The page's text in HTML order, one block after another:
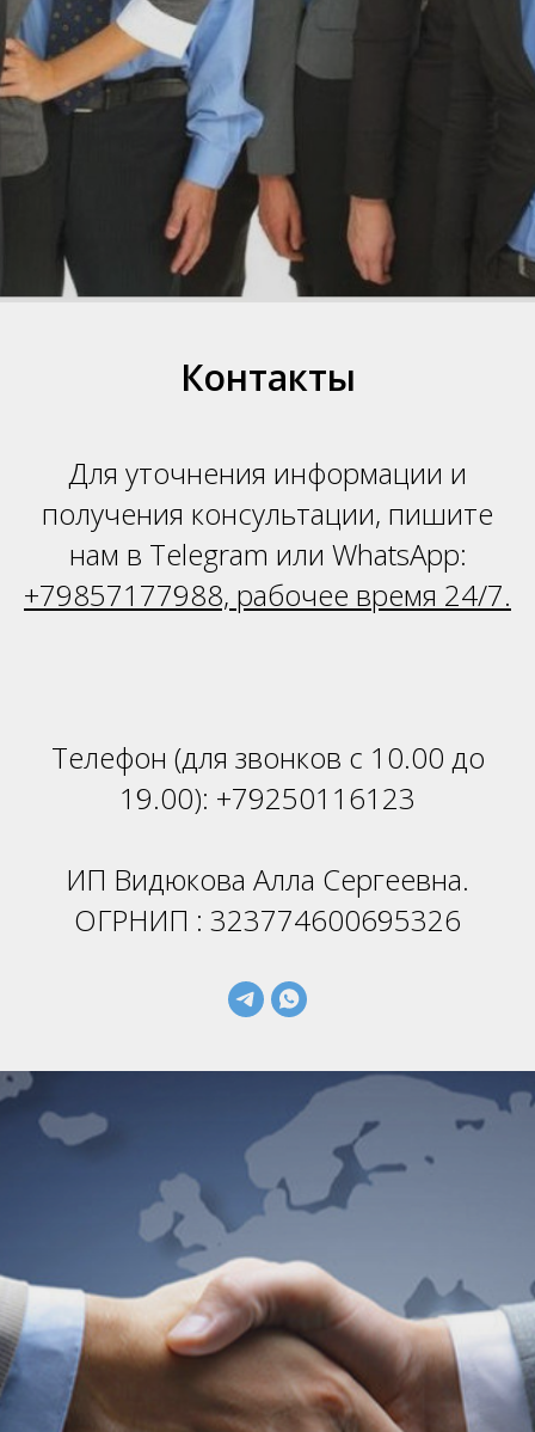
Контакты
Для уточнения информации и
получения консультации, пишите
нам в Telegram или WhatsApp:
+79857177988, рабочее время 24/7.
Телефон (для звонков с 10.00 до
19.00): +79250116123
ИП Видюкова Алла Сергеевна.
ОГРНИП : 323774600695326